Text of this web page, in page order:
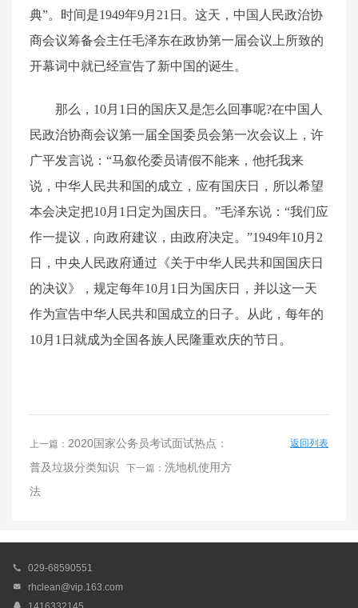
典”。时间是1949年9月21日。这天，中国人民政治协
商会议筹备会主任毛泽东在政协第一届会议上所致的
开幕词中就已经宣告了新中国的诞生。
那么，10月1日的国庆又是怎么回事呢?在中国人
民政治协商会议第一届全国委员会第一次会议上，许
广平发言说：“马叙伦委员请假不能来，他托我来
说，中华人民共和国的成立，应有国庆日，所以希望
本会决定把10月1日定为国庆日。”毛泽东说：“我们应
作一提议，向政府建议，由政府决定。”1949年10月2
日，中央人民政府通过《关于中华人民共和国国庆日
的决议》，规定每年10月1日为国庆日，并以这一天
作为宣告中华人民共和国成立的日子。从此，每年的
10月1日就成为全国各族人民隆重欢庆的节日。
上一篇： 2020国家公务员考试面试热点：
普及垃圾分类知识 下一篇： 洗地机使用方
法
返回列表
 029-68590551
 rhclean@vip.163.com
